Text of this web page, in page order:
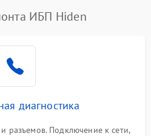
ИБП Hiden
диагностика
разъемов. Подключение к сети,